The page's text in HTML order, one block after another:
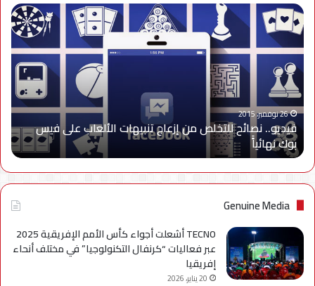
فيديو..
نصائح
للتخلص
من
إزعاج
تنبيهات
الألعاب
على
فيس
بوك
نهائياًَ
26 نوفمبر، 2015
فيديو.. نصائح للتخلص من إزعاج تنبيهات الألعاب على فيس
بوك نهائياًَ
Genuine Media
TECNO أشعلت أجواء كأس الأمم الإفريقية 2025
عبر فعاليات “كرنفال التكنولوجيا” في مختلف أنحاء
إفريقيا
20 يناير، 2026